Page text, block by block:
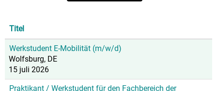
Titel
Werkstudent E-Mobilität (m/w/d)
Wolfsburg, DE
15 juli 2026
Praktikant / Werkstudent für den Fachbereich der